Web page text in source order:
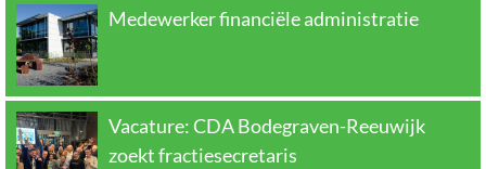
Medewerker financiële administratie
Vacature: CDA Bodegraven-Reeuwijk
zoekt fractiesecretaris